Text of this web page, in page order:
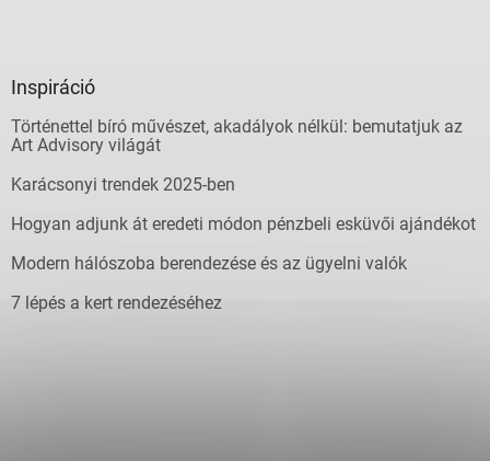
Inspiráció
Történettel bíró művészet, akadályok nélkül: bemutatjuk az
Art Advisory világát
Karácsonyi trendek 2025-ben
Hogyan adjunk át eredeti módon pénzbeli esküvői ajándékot
Modern hálószoba berendezése és az ügyelni valók
7 lépés a kert rendezéséhez